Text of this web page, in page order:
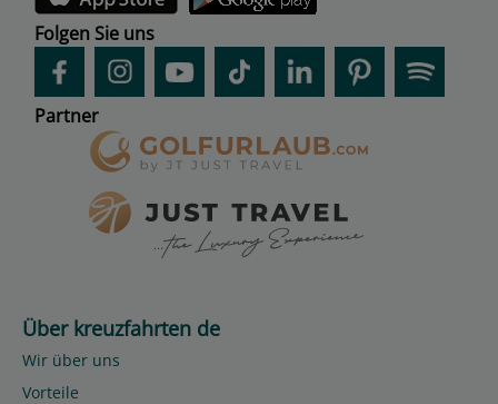
Folgen Sie uns
Partner
Über kreuzfahrten de
Wir über uns
Vorteile